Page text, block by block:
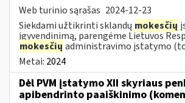
Web turinio sąrašas 2024-12-23
Siekdami užtikrinti sklandų mokesčių
įgyvendinimą, parengėme Lietuvos
mokesčių administravimo įstatymo
Metai: 2024
Dėl PVM įstatymo XII skyriaus
apibendrinto paaiškinimo